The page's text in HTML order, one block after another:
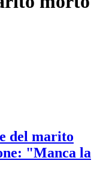
del marito
"Manca la